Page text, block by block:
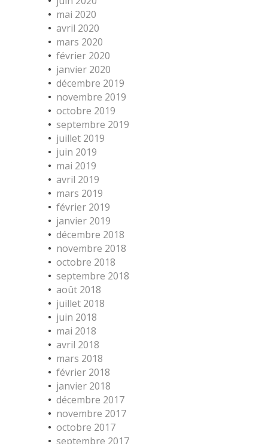
mai 2020
avril 2020
mars 2020
février 2020
janvier 2020
décembre 2019
novembre 2019
octobre 2019
septembre 2019
juillet 2019
juin 2019
mai 2019
avril 2019
mars 2019
février 2019
janvier 2019
décembre 2018
novembre 2018
octobre 2018
septembre 2018
août 2018
juillet 2018
juin 2018
mai 2018
avril 2018
mars 2018
février 2018
janvier 2018
décembre 2017
novembre 2017
octobre 2017
septembre 2017